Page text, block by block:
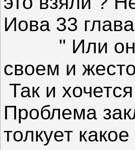
Иова 33
" Или он
своем и
Так и
Проблема
толкует